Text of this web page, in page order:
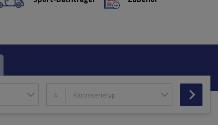
4 Karosserietyp